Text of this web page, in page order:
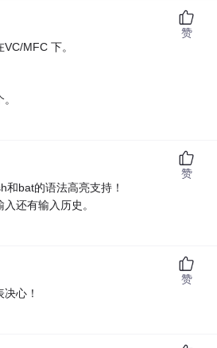
MFC 下。
赞
和bat的语法高亮支持！
还有输入历史。
赞
心！
赞